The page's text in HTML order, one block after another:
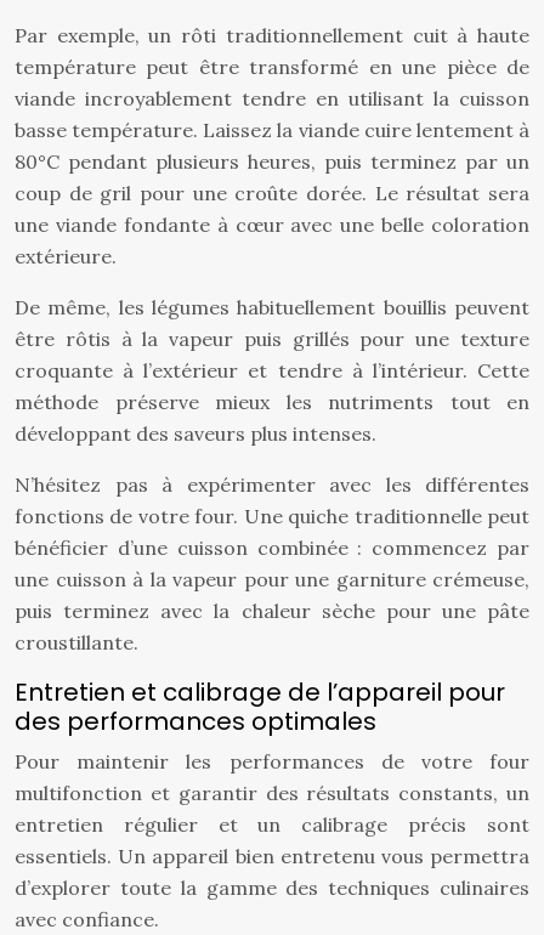
Par exemple, un rôti traditionnellement cuit à haute
température peut être transformé en une pièce de
viande incroyablement tendre en utilisant la cuisson
basse température. Laissez la viande cuire lentement à
80°C pendant plusieurs heures, puis terminez par un
coup de gril pour une croûte dorée. Le résultat sera
une viande fondante à cœur avec une belle coloration
extérieure.
De même, les légumes habituellement bouillis peuvent
être rôtis à la vapeur puis grillés pour une texture
croquante à l’extérieur et tendre à l’intérieur. Cette
méthode préserve mieux les nutriments tout en
développant des saveurs plus intenses.
N’hésitez pas à expérimenter avec les différentes
fonctions de votre four. Une quiche traditionnelle peut
bénéficier d’une cuisson combinée : commencez par
une cuisson à la vapeur pour une garniture crémeuse,
puis terminez avec la chaleur sèche pour une pâte
croustillante.
Entretien et calibrage de l’appareil pour
des performances optimales
Pour maintenir les performances de votre four
multifonction et garantir des résultats constants, un
entretien régulier et un calibrage précis sont
essentiels. Un appareil bien entretenu vous permettra
d’explorer toute la gamme des techniques culinaires
avec confiance.